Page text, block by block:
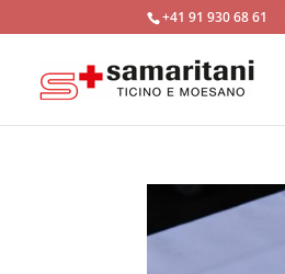
+41 91 930 68 61